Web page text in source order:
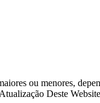
ou menores,
Deste